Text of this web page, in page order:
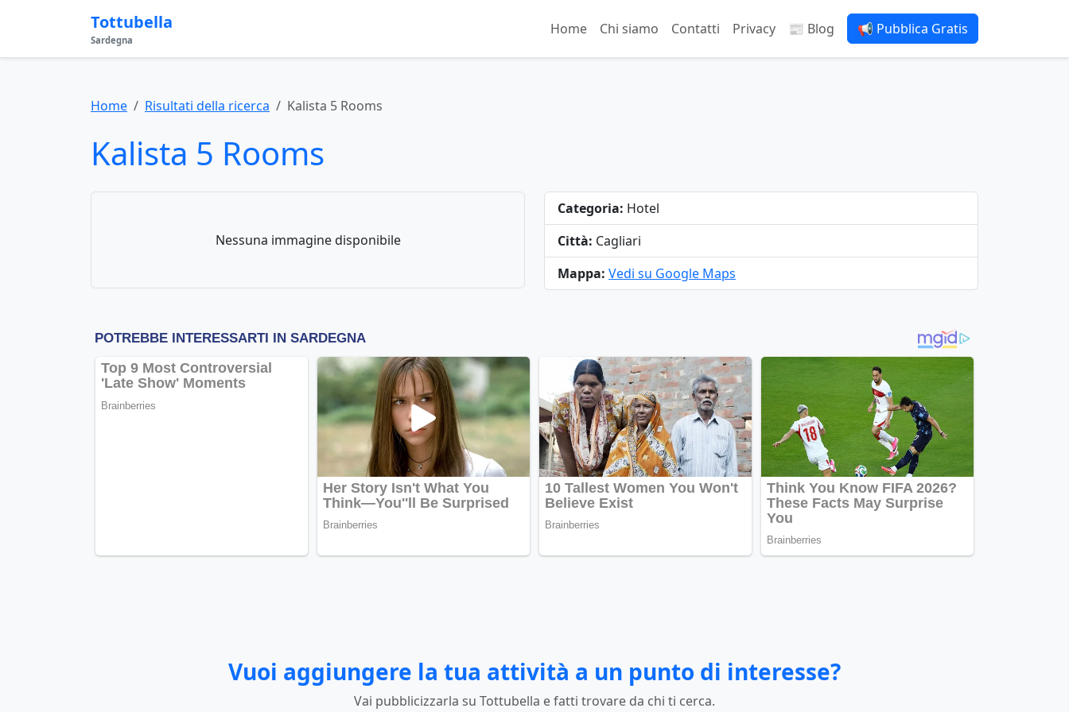
Tottubella
Sardegna
Home Chi siamo Contatti Privacy 📰 Blog 📢 Pubblica Gratis
Home Risultati della ricerca Kalista 5 Rooms
Kalista 5 Rooms
Nessuna immagine disponibile
Categoria: Hotel
Città: Cagliari
Mappa: Vedi su Google Maps
Vuoi aggiungere la tua attività a un punto di interesse?
Vai pubblicizzarla su Tottubella e fatti trovare da chi ti cerca.